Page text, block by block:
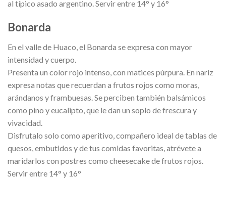
al típico asado argentino. Servir entre 14° y 16°
Bonarda
En el valle de Huaco, el Bonarda se expresa con mayor
intensidad y cuerpo.
Presenta un color rojo intenso, con matices púrpura. En nariz
expresa notas que recuerdan a frutos rojos como moras,
arándanos y frambuesas. Se perciben también balsámicos
como pino y eucalipto, que le dan un soplo de frescura y
vivacidad.
Disfrutalo solo como aperitivo, compañero ideal de tablas de
quesos, embutidos y de tus comidas favoritas, atrévete a
maridarlos con postres como cheesecake de frutos rojos.
Servir entre 14° y 16°